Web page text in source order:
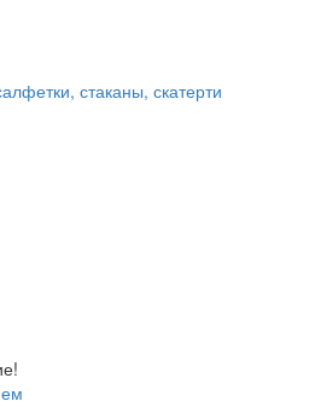
стаканы, скатерти